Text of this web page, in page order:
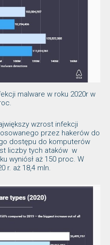
malware w roku 2020r w
wzrost infekcji
przez hakerów do
dostępu do komputerów
liczby tych ataków w
wyniósł aż 150 proc. W
r. aż 18,4 mln.